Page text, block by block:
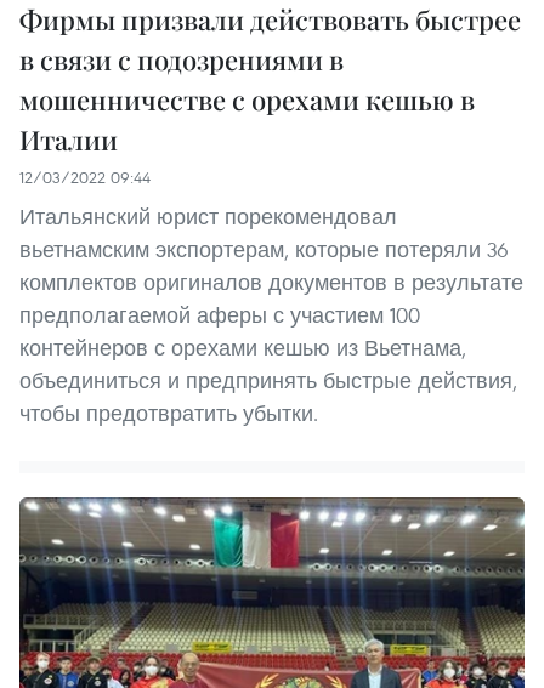
Фирмы призвали действовать быстрее
в связи с подозрениями в
мошенничестве с орехами кешью в
Италии
12/03/2022 09:44
Итальянский юрист порекомендовал
вьетнамским экспортерам, которые потеряли 36
комплектов оригиналов документов в результате
предполагаемой аферы с участием 100
контейнеров с орехами кешью из Вьетнама,
объединиться и предпринять быстрые действия,
чтобы предотвратить убытки.